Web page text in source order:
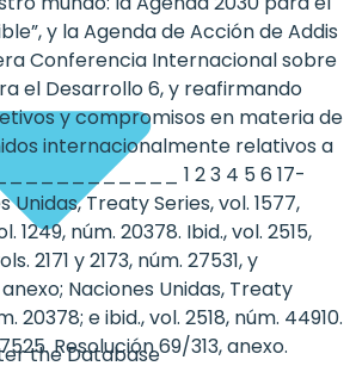
the Database
y la Agenda de Acción de Addis
Conferencia Internacional sobre
el Desarrollo 6, y reafirmando
y compromisos en materia de
internacionalmente relativos a
1 2 3 4 5 6 17-
Unidas, Treaty Series, vol. 1577,
1249, núm. 20378. Ibid., vol. 2515,
2171 y 2173, núm. 27531, y
Naciones Unidas, Treaty
20378; e ibid., vol. 2518, núm. 44910.
Resolución 69/313, anexo.